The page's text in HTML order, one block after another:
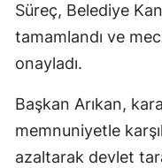
Süreç, Belediye
tamamlandı ve
onayladı.
Başkan Arıkan,
memnuniyetle
azaltarak devlet